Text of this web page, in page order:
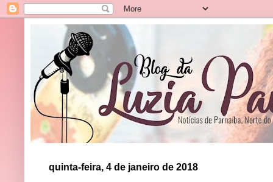
quinta-feira, 4 de janeiro de 2018